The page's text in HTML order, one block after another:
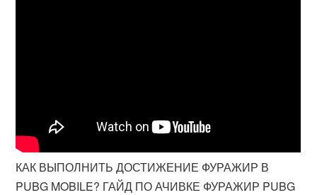
КАК ВЫПОЛНИТЬ ДОСТИЖЕНИЕ ФУРАЖИР В
PUBG MOBILE? ГАЙД ПО АЧИВКЕ ФУРАЖИР PUBG